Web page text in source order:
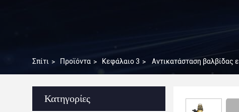
Σπίτι > Προϊόντα > Κεφάλαιο 3 > Αντικατάσταση βαλβίδας
Κατηγορίες